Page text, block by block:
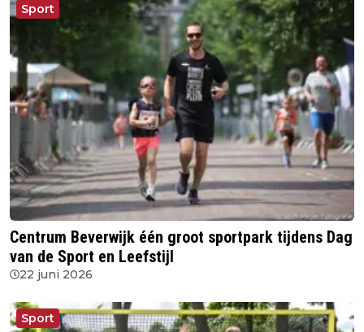
Sport
Centrum Beverwijk één groot sportpark tijdens Dag
van de Sport en Leefstijl
22 juni 2026
Sport